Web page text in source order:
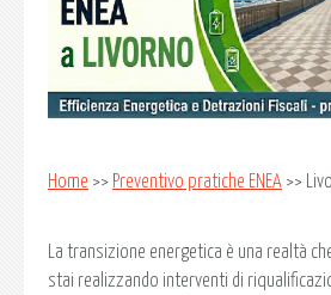
Home >> Preventivo pratiche ENEA >>
La transizione energetica è una realtà
stai realizzando interventi di